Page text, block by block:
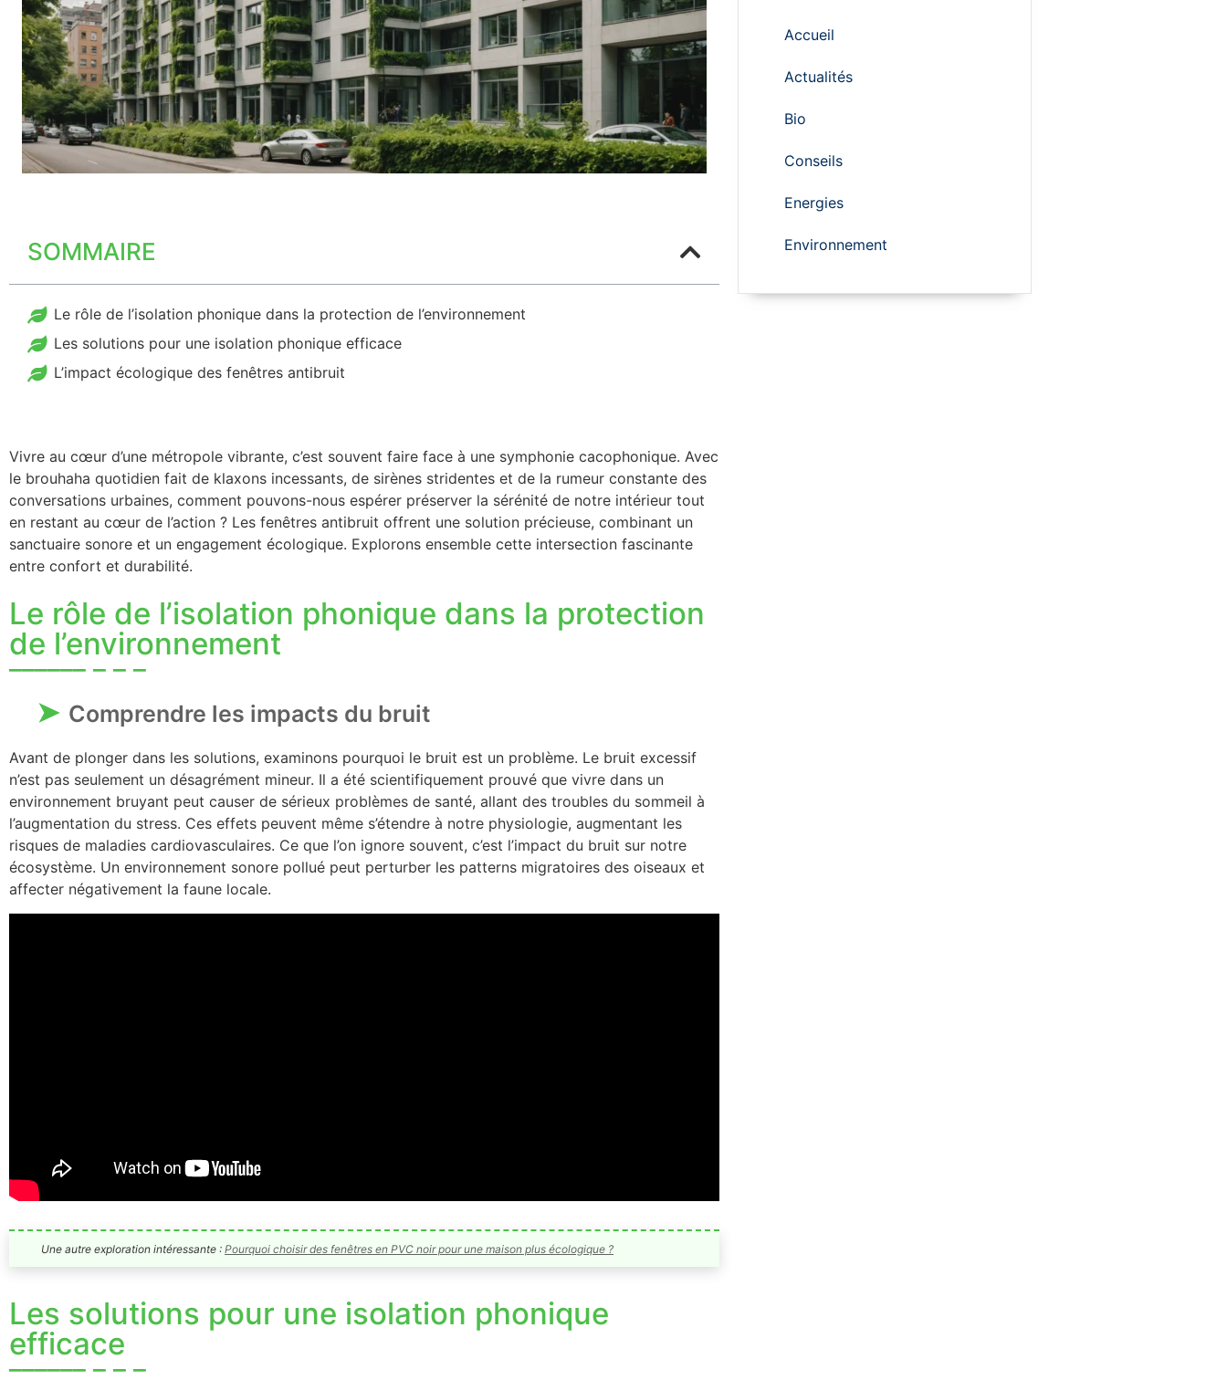
SOMMAIRE
Le rôle de l’isolation phonique dans la protection de l’environnement
Les solutions pour une isolation phonique efficace
L’impact écologique des fenêtres antibruit
Vivre au cœur d’une métropole vibrante, c’est souvent faire face à une symphonie cacophonique. Avec
le brouhaha quotidien fait de klaxons incessants, de sirènes stridentes et de la rumeur constante des
conversations urbaines, comment pouvons-nous espérer préserver la sérénité de notre intérieur tout
en restant au cœur de l’action ? Les fenêtres antibruit offrent une solution précieuse, combinant un
sanctuaire sonore et un engagement écologique. Explorons ensemble cette intersection fascinante
entre confort et durabilité.
Le rôle de l’isolation phonique dans la protection
de l’environnement
Comprendre les impacts du bruit
Avant de plonger dans les solutions, examinons pourquoi le bruit est un problème. Le bruit excessif
n’est pas seulement un désagrément mineur. Il a été scientifiquement prouvé que vivre dans un
environnement bruyant peut causer de sérieux problèmes de santé, allant des troubles du sommeil à
l’augmentation du stress. Ces effets peuvent même s’étendre à notre physiologie, augmentant les
risques de maladies cardiovasculaires. Ce que l’on ignore souvent, c’est l’impact du bruit sur notre
écosystème. Un environnement sonore pollué peut perturber les patterns migratoires des oiseaux et
affecter négativement la faune locale.
Une autre exploration intéressante : Pourquoi choisir des fenêtres en PVC noir pour une maison plus écologique ?
Les solutions pour une isolation phonique
efficace
Accueil
Actualités
Bio
Conseils
Energies
Environnement